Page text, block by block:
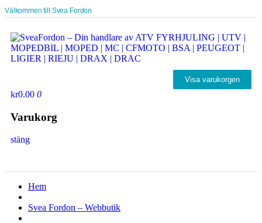
Välkommen till Svea Fordon
Visa varukorgen
kr0.00 0
Varukorg
stäng
Hem
Svea Fordon – Webbutik